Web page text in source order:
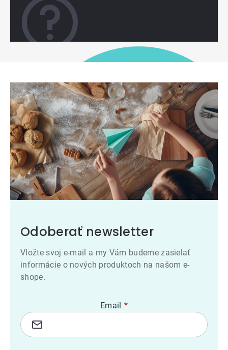
Odoberať newsletter
Vložte svoj e-mail a my Vám budeme zasielať
informácie o nových produktoch na našom e-
shope.
Email